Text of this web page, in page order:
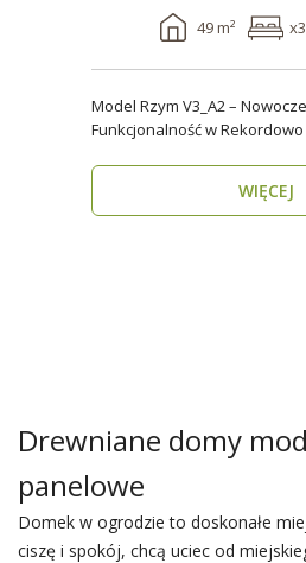
49 m² x3
Model Rzym V3_A2 –
Funkcjonalność w
WIĘCEJ
Drewniane domy
panelowe
Domek w ogrodzie to doskonałe
ciszę i spokój, chcą uciec od